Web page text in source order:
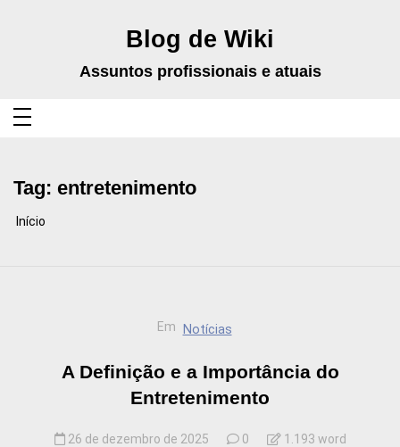
Blog de Wiki
Assuntos profissionais e atuais
Tag: entretenimento
Início
Em Notícias
A Definição e a Importância do
Entretenimento
26 de dezembro de 2025 0 1.193 word